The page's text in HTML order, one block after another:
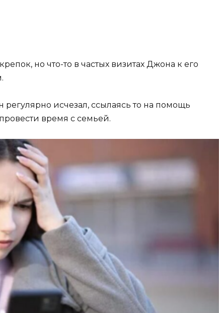
но что-то в частых визитах Джона к его
исчезал, ссылаясь то на помощь
время с семьей.